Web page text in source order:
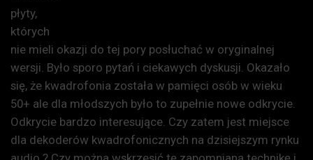
płyty,
których
nie mieli okazji do tej pory posłuchać w oryginalnej
wersji. Było sporo pytań i ciekawych dyskusji. Okazało
się, że kwadrofonia została w pamięci osób w wieku
50+ ale dla młodszych było to zupełnie nowe odkrycie.
Odkrycie bardzo interesujące. Czy zatem jest miejsce
dla dekoderów kwadrofonicznych na dzisiejszym rynku